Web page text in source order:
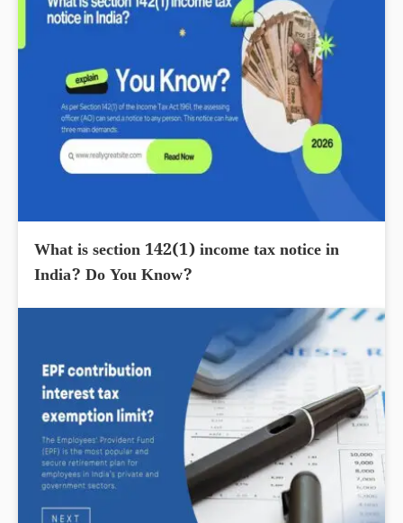
What is section 142(1) income tax notice in
India? Do You Know?